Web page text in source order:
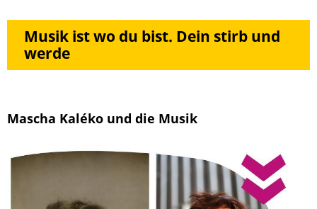
Musik ist wo du bist. Dein stirb und
werde
Mascha Kaléko und die Musik